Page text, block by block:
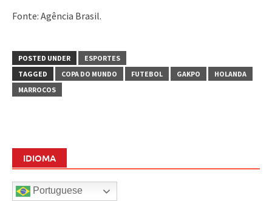
Fonte: Agência Brasil.
POSTED UNDER
ESPORTES
TAGGED
COPA DO MUNDO FUTEBOL GAKPO
HOLANDA
MARROCOS
IDIOMA
Portuguese